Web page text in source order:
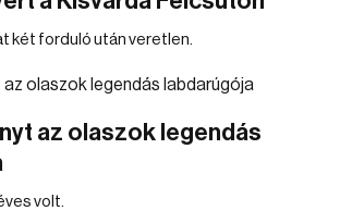
két forduló után veretlen.
az olaszok legendás
volt.